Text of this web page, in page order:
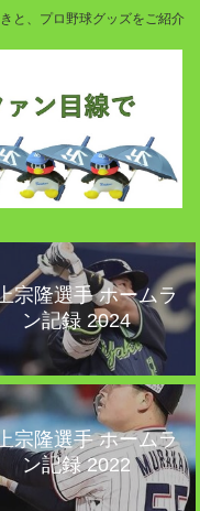
と、プロ野球グッズをご紹介
宗隆選手 ホームラ
ン記録 2024
宗隆選手 ホームラ
ン記録 2022